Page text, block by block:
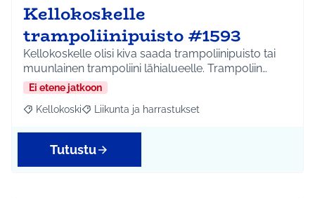
Kellokoskelle
trampoliinipuisto #1593
Kellokoskelle olisi kiva saada trampoliinipuisto tai
muunlainen trampoliini lähialueelle. Trampoliin…
Ei etene jatkoon
Rajaa tulokset aihepiirin mukaan: Kellokoski
Kellokoski Rajaa tulokset teeman mukaan: Liikunta ja
Liikunta ja harrastukset
Tutustu